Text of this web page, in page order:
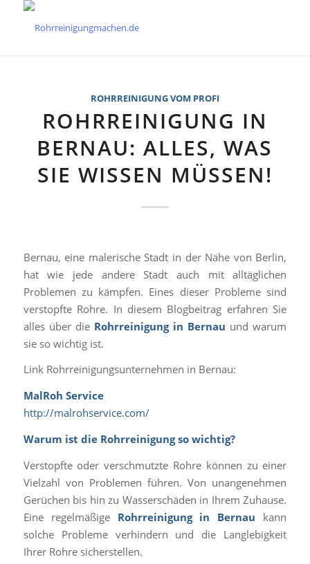
ROHRREINIGUNG VOM PROFI
ROHRREINIGUNG IN
BERNAU: ALLES, WAS
SIE WISSEN MÜSSEN!
Bernau, eine malerische Stadt in der Nähe von Berlin,
hat wie jede andere Stadt auch mit alltäglichen
Problemen zu kämpfen. Eines dieser Probleme sind
verstopfte Rohre. In diesem Blogbeitrag erfahren Sie
alles über die Rohrreinigung in Bernau und warum
sie so wichtig ist.
Link Rohrreinigungsunternehmen in Bernau:
MalRoh Service
http://malrohservice.com/
Warum ist die Rohrreinigung so wichtig?
Verstopfte oder verschmutzte Rohre können zu einer
Vielzahl von Problemen führen. Von unangenehmen
Gerüchen bis hin zu Wasserschäden in Ihrem Zuhause.
Eine regelmäßige Rohrreinigung in Bernau kann
solche Probleme verhindern und die Langlebigkeit
Ihrer Rohre sicherstellen.